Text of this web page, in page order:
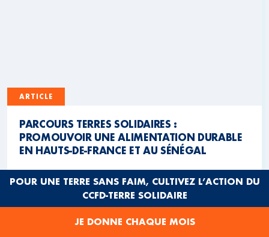
ARTICLE
PARCOURS TERRES SOLIDAIRES :
PROMOUVOIR UNE ALIMENTATION DURABLE
EN HAUTS-DE-FRANCE ET AU SÉNÉGAL
Visitez les Parcours Terres Solidaires créés par les
lycéens des Hauts-de-France et du Sénégal pour
POUR UNE TERRE SANS FAIM, CULTIVEZ L’ACTION DU
CCFD-TERRE SOLIDAIRE
JE DONNE CHAQUE MOIS